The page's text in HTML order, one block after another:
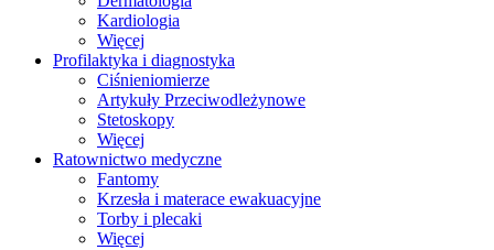
Kardiologia
Więcej
Profilaktyka i diagnostyka
Ciśnieniomierze
Artykuły Przeciwodleżynowe
Stetoskopy
Więcej
Ratownictwo medyczne
Fantomy
Krzesła i materace ewakuacyjne
Torby i plecaki
Więcej